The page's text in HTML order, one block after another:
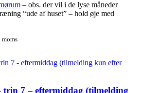
– obs. der vil i de lyse måneder
“ude af huset” – hold øje med
trin 7 – eftermiddag (tilmelding